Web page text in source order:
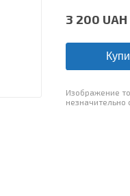
3 200 UAH
Изображение
незначительно